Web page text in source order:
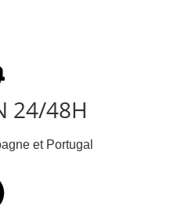
24/48H
et Portugal